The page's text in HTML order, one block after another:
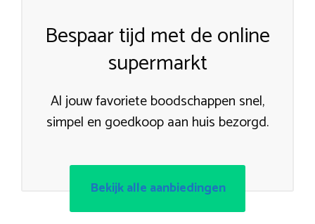
Bespaar tijd met de online
supermarkt
Al jouw favoriete boodschappen snel,
simpel en goedkoop aan huis bezorgd.
Bekijk alle aanbiedingen